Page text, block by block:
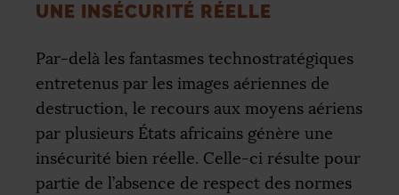
UNE INSÉCURITÉ RÉELLE
Par-delà les fantasmes technostratégiques
entretenus par les images aériennes de
destruction, le recours aux moyens aériens
par plusieurs États africains génère une
insécurité bien réelle. Celle-ci résulte pour
partie de l’absence de respect des normes